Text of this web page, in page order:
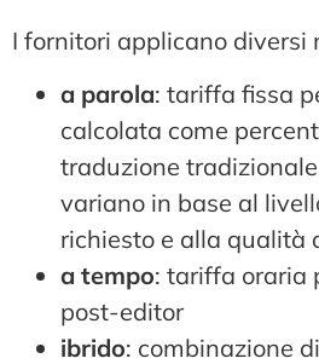
I fornitori applicano diversi
a parola: tariffa fissa
calcolata come
traduzione
variano in base al
richiesto e alla qualità
a tempo: tariffa oraria
post-editor
ibrido: combinazione